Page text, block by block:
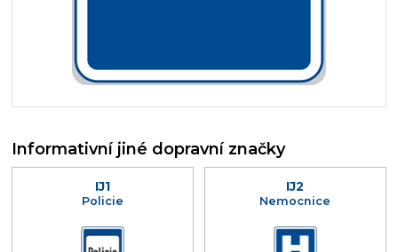
Informativní jiné dopravní značky
IJ1
Policie
IJ2
Nemocnice